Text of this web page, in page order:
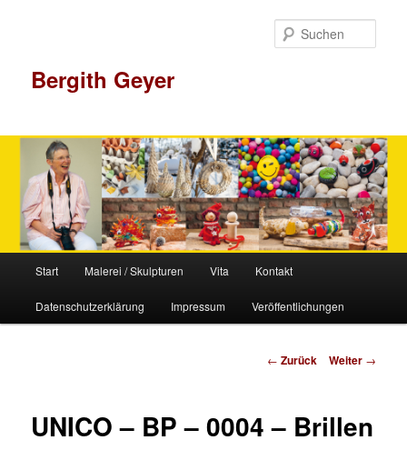
Bergith Geyer
Start Malerei / Skulpturen Vita Kontakt
Datenschutzerklärung Impressum Veröffentlichungen
Beitrags-
← Zurück Weiter →
UNICO – BP – 0004 – Brillen